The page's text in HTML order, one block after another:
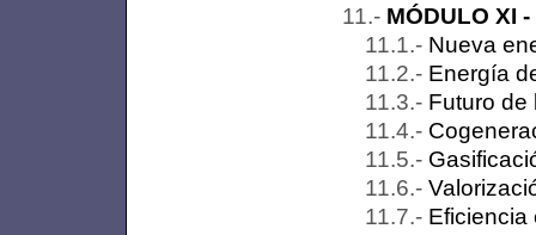
MÓDULO XI
Nueva
Energía
Futuro de
Eficiencia